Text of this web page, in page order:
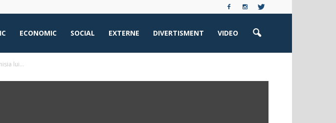
ECONOMIC SOCIAL EXTERNE DIVERTISMENT VIDEO
lui...